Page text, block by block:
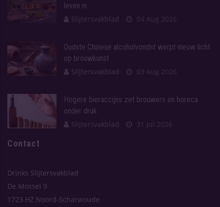
leven in
Slijtersvakblad
04 Aug 2026
Oudste Chinese alcoholvondst werpt nieuw licht
op brouwkunst
Slijtersvakblad
03 Aug 2026
Hogere bieraccijns zet brouwers en horeca
onder druk
Slijtersvakblad
31 Jul 2026
Contact
Drinks Slijtersvakblad
De Mossel 9
1723 HZ Noord-Scharwoude